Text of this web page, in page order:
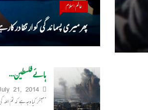
عالم اسلام
پھر میری پسماندگی کو ارتقا
ہائے فلسطین…
21, 2014
’’آخر کیا وجہ ہے کہ تم